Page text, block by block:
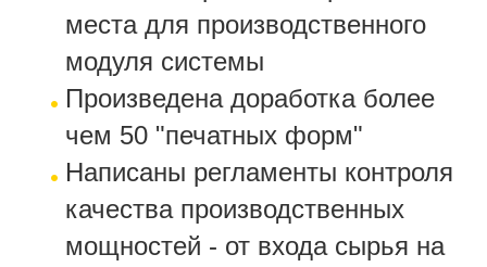
места для производственного
модуля системы
Произведена доработка более
чем 50 "печатных форм"
Написаны регламенты контроля
качества производственных
мощностей - от входа сырья на